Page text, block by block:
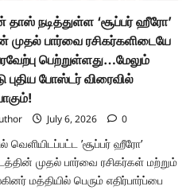
தாஸ் நடித்துள்ள ‘சூப்பர் ஹீரோ’
முதல் பார்வை ரசிகர்களிடையே
பெற்றுள்ளது…மேலும்
புதிய போஸ்டர் விரைவில்
July 6, 2026 0
வெளியிடப்பட்ட ’சூப்பர் ஹீரோ’
முதல் பார்வை ரசிகர்கள் மற்றும்
மத்தியில் பெரும் எதிர்பார்ப்பை